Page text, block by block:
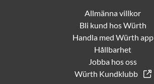
Allmänna villkor
Bli kund hos Würth
Handla med Würth app
Hållbarhet
Jobba hos oss
Würth Kundklubb